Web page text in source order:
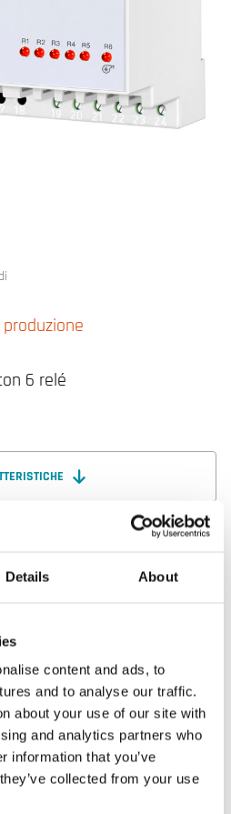
Details About
content and ads, to
and to analyse our traffic.
about your use of our site with
and analytics partners who
information that you’ve
collected from your use
6 relé
relé 6 dopo 3 minuti